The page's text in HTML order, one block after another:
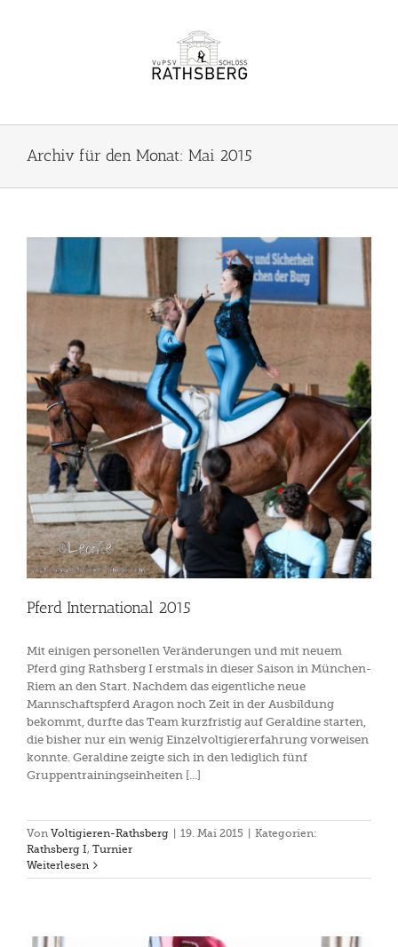
Archiv für den Monat: Mai 2015
Pferd International 2015
Mit einigen personellen Veränderungen und mit neuem
Pferd ging Rathsberg I erstmals in dieser Saison in München-
Riem an den Start. Nachdem das eigentliche neue
Mannschaftspferd Aragon noch Zeit in der Ausbildung
bekommt, durfte das Team kurzfristig auf Geraldine starten,
die bisher nur ein wenig Einzelvoltigiererfahrung vorweisen
konnte. Geraldine zeigte sich in den lediglich fünf
Gruppentrainingseinheiten [...]
Von Voltigieren-Rathsberg 19. Mai 2015
Kategorien:
Rathsberg I, Turnier
Weiterlesen